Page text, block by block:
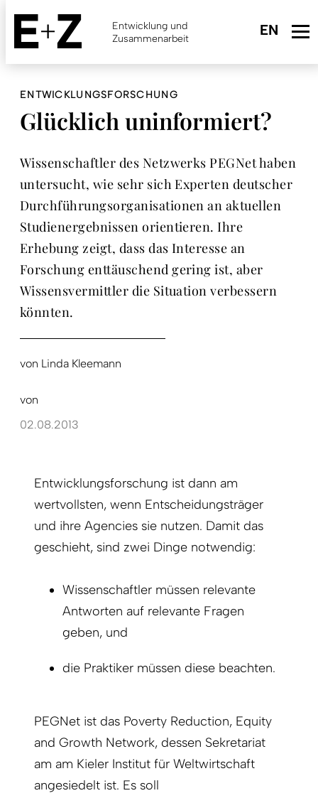
Skip
main
content
Entwicklung und
Zusammenarbeit
ENTWICKLUNGSFORSCHUNG
Glücklich uninformiert?
Wissenschaftler des Netzwerks PEGNet haben
untersucht, wie sehr sich Experten deutscher
Durchführungsorganisationen an aktuellen
Studienergebnissen orientieren. Ihre
Erhebung zeigt, dass das Interesse an
Forschung enttäuschend gering ist, aber
Wissensvermittler die Situation verbessern
könnten.
von Linda Kleemann
von
02.08.2013
Entwicklungsforschung ist dann am
wertvollsten, wenn Entscheidungsträger
und ihre Agencies sie nutzen. Damit das
geschieht, sind zwei Dinge notwendig:
Wissenschaftler müssen relevante
Antworten auf relevante Fragen
geben, und
die Praktiker müssen diese beachten.
PEGNet ist das Poverty Reduction, Equity
and Growth Network, dessen Sekretariat
am am Kieler Institut für Weltwirtschaft
angesiedelt ist. Es soll